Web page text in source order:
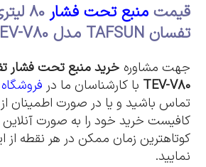
قیمت منبع تحت فشار
80
تفسان TAFSUN مدل TEV-V80
جهت مشاوره خرید منبع تحت فشار تفسان
TEV-V80 با کارشناسان ما در
تماس باشید و یا در صورت اطمینان
کافیست خرید خود را به صورت آنلاین
کوتاهترین زمان ممکن در هر نقطه از
نمایید.